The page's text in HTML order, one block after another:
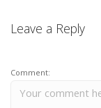
Leave a Reply
Comment: